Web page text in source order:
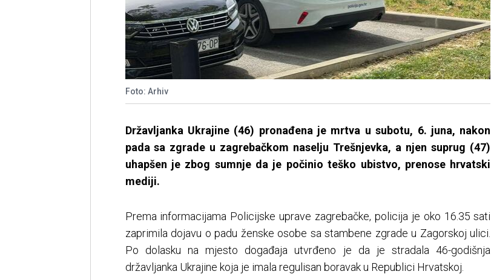
Foto: Arhiv
Državljanka Ukrajine (46) pronađena je mrtva u subotu, 6. juna, nakon
pada sa zgrade u zagrebačkom naselju Trešnjevka, a njen suprug (47)
uhapšen je zbog sumnje da je počinio teško ubistvo, prenose hrvatski
mediji.
Prema informacijama Policijske uprave zagrebačke, policija je oko 16.35 sati
zaprimila dojavu o padu ženske osobe sa stambene zgrade u Zagorskoj ulici.
Po dolasku na mjesto događaja utvrđeno je da je stradala 46-godišnja
državljanka Ukrajine koja je imala regulisan boravak u Republici Hrvatskoj.